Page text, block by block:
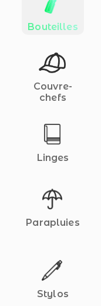
Bouteilles
Couvre-
chefs
Linges
Parapluies
Stylos